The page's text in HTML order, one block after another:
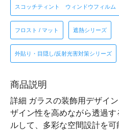
スコッチティント ウィンドウフィルム
フロスト / マット 遮熱シリーズ
外貼り・目隠し/反射光害対策シリーズ
商品説明
詳細 ガラスの装飾用デザイ
ザイン性を高めながら透過
ルして、多彩な空間設計を